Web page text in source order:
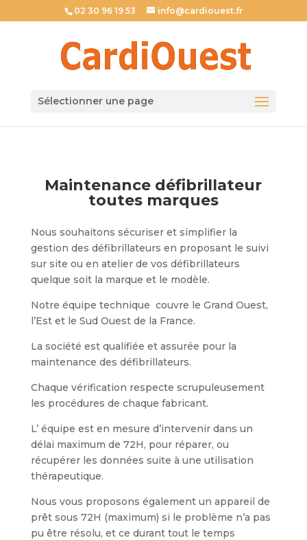
02 30 96 19 53 info@cardiouest.fr
Sélectionner une page
Maintenance défibrillateur
toutes marques
Nous souhaitons sécuriser et simplifier la
gestion des défibrillateurs en proposant le suivi
sur site ou en atelier de vos défibrillateurs
quelque soit la marque et le modèle.
Notre équipe technique couvre le Grand Ouest,
l’Est et le Sud Ouest de la France.
La société est qualifiée et assurée pour la
maintenance des défibrillateurs.
Chaque vérification respecte scrupuleusement
les procédures de chaque fabricant.
L’ équipe est en mesure d’intervenir dans un
délai maximum de 72H, pour réparer, ou
récupérer les données suite à une utilisation
thérapeutique.
Nous vous proposons également un appareil de
prêt sous 72H (maximum) si le problème n’a pas
pu être résolu, et ce durant tout le temps